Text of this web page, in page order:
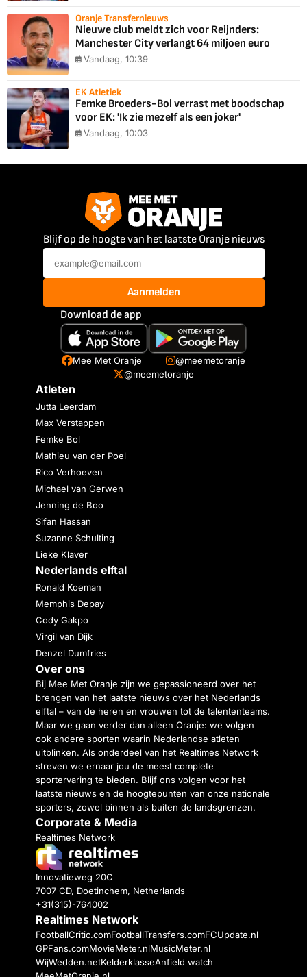
Oranje Transfernieuws
Nieuwe club meldt zich voor Reijnders:
Manchester City verlangt 64 miljoen euro
Vandaag, 10:39
EK Atletiek
Femke Broeders-Bol verrast met boodschap
voor EK: 'Ik zie mezelf als een joker'
Vandaag, 10:03
Blijf op de hoogte van het laatste Oranje nieuws
Aanmelden
Download de app
Mee Met Oranje
@meemetoranje
@meemetoranje
Atleten
Jutta Leerdam
Max Verstappen
Femke Bol
Mathieu van der Poel
Rico Verhoeven
Michael van Gerwen
Jenning de Boo
Sifan Hassan
Suzanne Schulting
Lieke Klaver
Nederlands elftal
Ronald Koeman
Memphis Depay
Cody Gakpo
Virgil van Dijk
Denzel Dumfries
Over ons
Bij Mee Met Oranje zijn we gepassioneerd over het
brengen van het laatste nieuws over het Nederlands
elftal – van de heren en vrouwen tot de talententeams.
Maar we gaan verder dan alleen Oranje: we volgen
ook andere sporten waarin Nederlandse atleten
uitblinken. Als onderdeel van het Realtimes Network
streven we ernaar jou de meest complete
sportervaring te bieden. Blijf ons volgen voor het
laatste nieuws en de hoogtepunten van onze nationale
sporters, zowel binnen als buiten de landsgrenzen.
Corporate & Media
Realtimes Network
Innovatieweg 20C
7007 CD, Doetinchem, Netherlands
+31(315)-764002
Realtimes Network
FootballCritic.comFootballTransfers.comFCUpdate.nl
GPFans.comMovieMeter.nlMusicMeter.nl
WijWedden.netKelderklasseAnfield watch